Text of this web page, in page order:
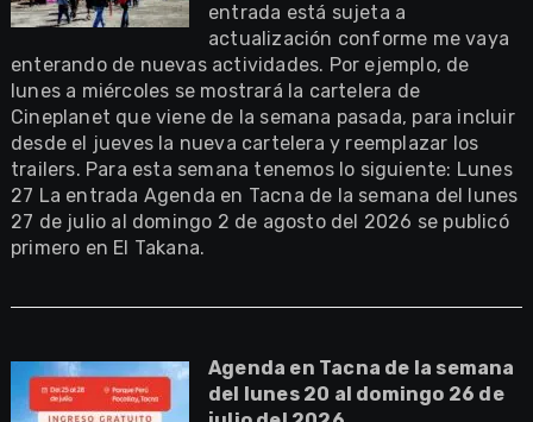
entrada está sujeta a
actualización conforme me vaya
enterando de nuevas actividades. Por ejemplo, de
lunes a miércoles se mostrará la cartelera de
Cineplanet que viene de la semana pasada, para incluir
desde el jueves la nueva cartelera y reemplazar los
trailers. Para esta semana tenemos lo siguiente: Lunes
27 La entrada Agenda en Tacna de la semana del lunes
27 de julio al domingo 2 de agosto del 2026 se publicó
primero en El Takana.
Agenda en Tacna de la semana
del lunes 20 al domingo 26 de